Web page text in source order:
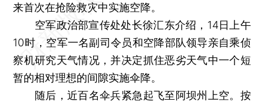
来首次在抢险救灾中实施空降。
空军政治部宣传处处长徐汇东介绍，14日上午
10时，空军一名副司令员和空降部队领导亲自乘侦
察机研究天气情况，并决定抓住恶劣天气中一个短
暂的相对理想的间隙实施伞降。
随后，近百名伞兵紧急起飞至阿坝州上空。按